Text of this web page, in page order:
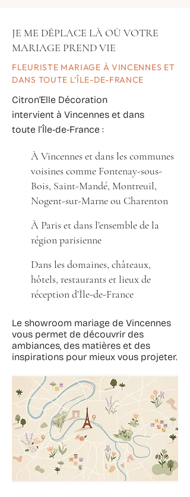
JE ME DÉPLACE LÀ OÙ VOTRE
MARIAGE PREND VIE
FLEURISTE MARIAGE À VINCENNES ET
DANS TOUTE L’ÎLE-DE-FRANCE
Citron’Elle Décoration
intervient à Vincennes et dans
toute l’Île-de-France :
À Vincennes et dans les communes
voisines comme Fontenay-sous-
Bois, Saint-Mandé, Montreuil,
Nogent-sur-Marne ou Charenton
À Paris et dans l’ensemble de la
région parisienne
Dans les domaines, châteaux,
hôtels, restaurants et lieux de
réception d’Île-de-France
Le showroom mariage de Vincennes
vous permet de découvrir des
ambiances, des matières et des
inspirations pour mieux vous projeter.